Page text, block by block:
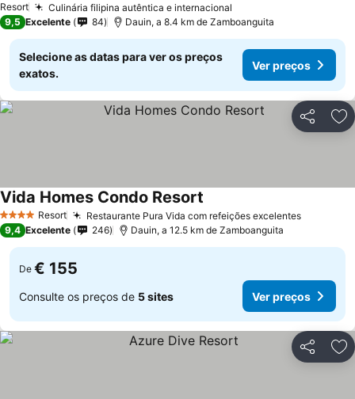
Resort
Culinária filipina autêntica e internacional
9,5 Excelente 84 Dauin, a 8.4 km de Zamboanguita
Selecione as datas para ver os preços
exatos.
Ver preços
Partilhar
4 EstrelasResort Restaurante Pura Vida com refeições excelentes
Vida Homes Condo Resort
9,4 Excelente 246 Dauin, a 12.5 km de Zamboanguita
De € 155
Consulte os preços de 5 sites Ver preços
Partilhar